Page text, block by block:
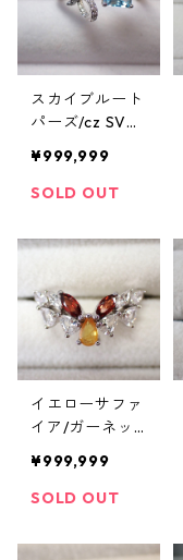
スカイブルート
パーズ/cz SV92
キ リング 3.1g 1
7号
¥999,999
SOLD OUT
イエローサファ
イア/ガーネッ
ルコン SV925/
WGメッキ リン
¥999,999
SOLD OUT